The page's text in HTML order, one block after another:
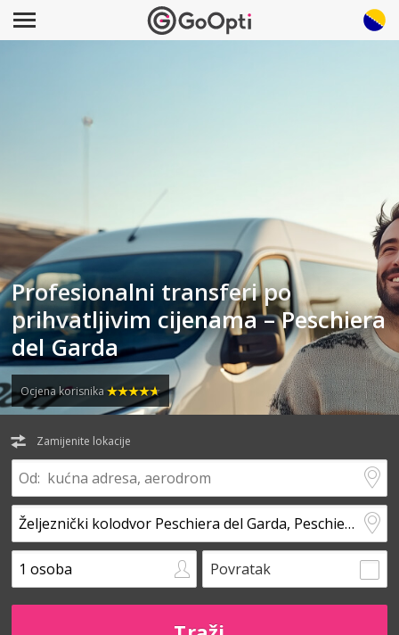
Profesionalni transferi po
prihvatljivim cijenama – Peschiera
del Garda
Ocjena korisnika
Zamijenite lokacije
Povratak